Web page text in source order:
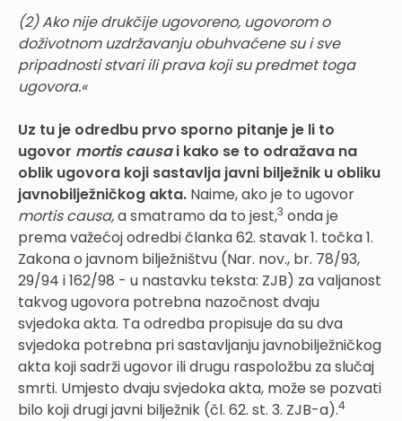
(2) Ako nije drukčije ugovoreno, ugovorom o
doživotnom uzdržavanju obuhvaćene su i sve
pripadnosti stvari ili prava koji su predmet toga
ugovora.«
Uz tu je odredbu prvo sporno pitanje je li to
ugovor mortis causai kako se to odražava na
oblik ugovora koji sastavlja javni bilježnik u obliku
javnobilježničkog akta. Naime, ako je to ugovor
mortis causa,a smatramo da to jest,3 onda je
prema važećoj odredbi članka 62. stavak 1. točka 1.
Zakona o javnom bilježništvu (Nar. nov., br. 78/93,
29/94 i 162/98 - u nastavku teksta: ZJB) za valjanost
takvog ugovora potrebna nazočnost dvaju
svjedoka akta. Ta odredba propisuje da su dva
svjedoka potrebna pri sastavljanju javnobilježničkog
akta koji sadrži ugovor ili drugu raspoložbu za slučaj
smrti. Umjesto dvaju svjedoka akta, može se pozvati
bilo koji drugi javni bilježnik (čl. 62. st. 3. ZJB-a).4